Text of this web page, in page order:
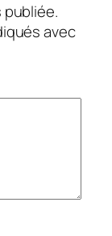
publiée.
avec